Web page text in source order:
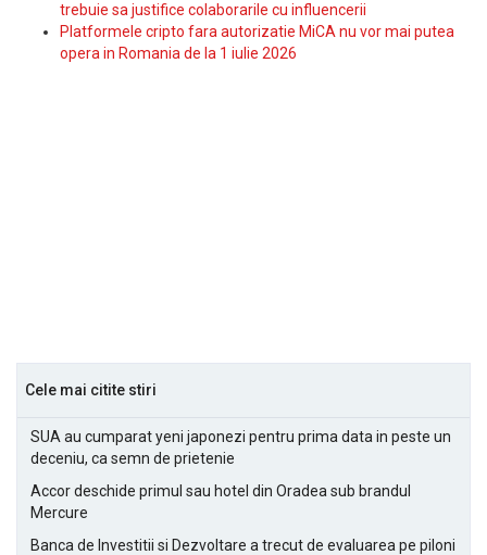
trebuie sa justifice colaborarile cu influencerii
Platformele cripto fara autorizatie MiCA nu vor mai putea
opera in Romania de la 1 iulie 2026
Cele mai citite stiri
SUA au cumparat yeni japonezi pentru prima data in peste un
deceniu, ca semn de prietenie
Accor deschide primul sau hotel din Oradea sub brandul
Mercure
Banca de Investitii si Dezvoltare a trecut de evaluarea pe piloni